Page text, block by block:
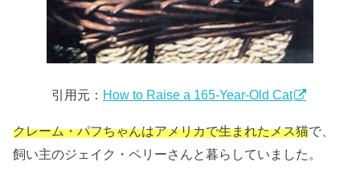
引用元： How to Raise a 165-Year-Old Cat
クレーム・パフちゃんはアメリカで生まれたメス猫で、
飼い主のジェイク・ペリーさんと暮らしていました。